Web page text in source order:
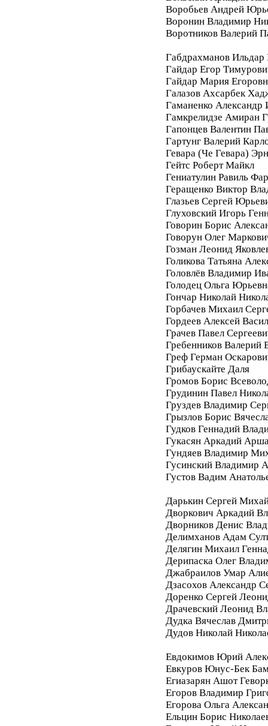
Воробьев Андрей
Воронин Владимир
Воротников Валерий
Габдрахманов Ильдар
Гайдар Егор
Гайдар Мария
Галазов Ахсарбек
Гаманенко Александр
Гамкрелидзе Амиран
Гапонцев Валентин
Гартунг Валерий
Гевара (Че Гевара)
Гейтс Роберт Майкл
Гениатулин Равиль
Геращенко Виктор
Глазьев Сергей
Глуховский Игорь
Говорин Борис
Говорун Олег
Гозман Леонид
Голикова Татьяна
Головлёв Владимир
Голодец Ольга
Гончар Николай
Горбачев Михаил
Гордеев Алексей
Грачев Павел
Гребенников Валерий
Греф Герман
Грибаускайте Даля
Громов Борис
Грудинин Павел
Груздев Владимир
Грызлов Борис
Гудков Геннадий
Гукасян Аркадий
Гундяев Владимир
Гусинский Владимир
Густов Вадим
Дарькин Сергей
Дворкович Аркадий
Дворников Денис
Делимханов Адам
Делягин Михаил
Дерипаска Олег
Джабраилов Умар
Дзасохов Александр
Доренко Сергей
Драчевский Леонид
Дудка Вячеслав
Дудов Николай
Евдокимов Юрий
Евкуров Юнус-Бек
Егиазарян Ашот
Егоров Владимир
Егорова Ольга
Ельцин Борис